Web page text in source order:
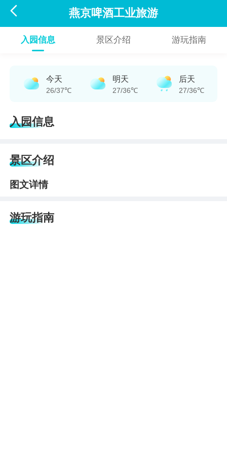
 燕京啤酒工业旅游
入园信息 景区介绍 游玩指南
今天
26/37℃
明天
27/36℃
后天
27/36℃
入园信息
景区介绍
图文详情
游玩指南